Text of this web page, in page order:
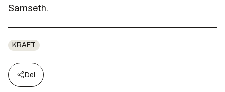
Samseth.
KRAFT
Del